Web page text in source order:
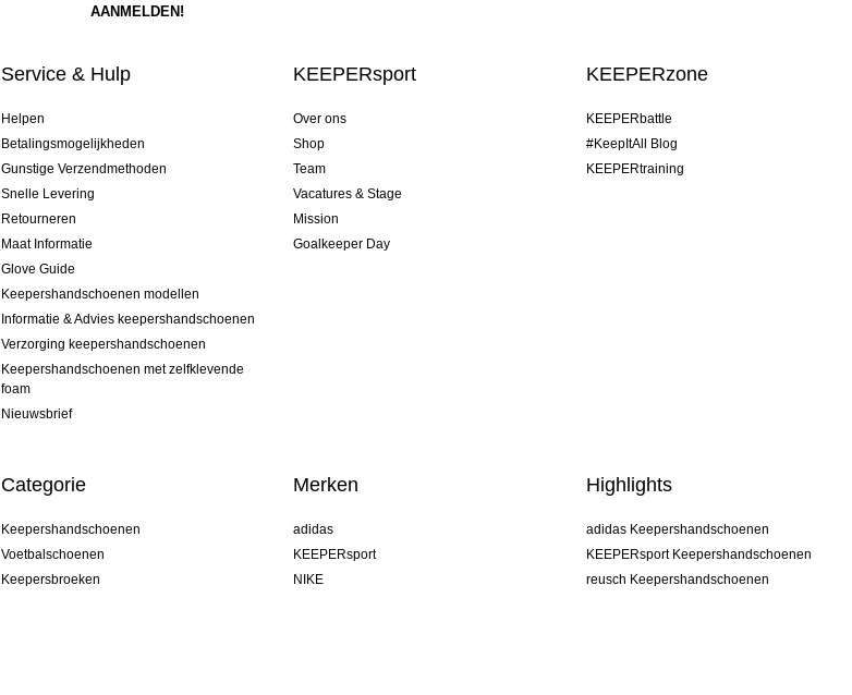
Service & Hulp
Helpen
Betalingsmogelijkheden
Gunstige Verzendmethoden
Snelle Levering
Retourneren
Maat Informatie
Glove Guide
Keepershandschoenen modellen
Informatie & Advies keepershandschoenen
Verzorging keepershandschoenen
Keepershandschoenen met zelfklevende
foam
Nieuwsbrief
KEEPERsport
Over ons
Shop
Team
Vacatures & Stage
Mission
Goalkeeper Day
KEEPERzone
KEEPERbattle
#KeepItAll Blog
KEEPERtraining
Categorie
Keepershandschoenen
Voetbalschoenen
Keepersbroeken
Merken
adidas
KEEPERsport
NIKE
Highlights
adidas Keepershandschoenen
KEEPERsport Keepershandschoenen
reusch Keepershandschoenen